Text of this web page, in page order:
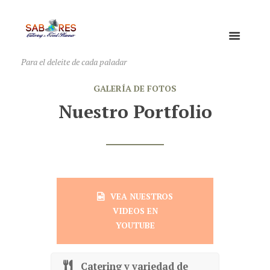
Para el deleite de cada paladar
GALERÍA DE FOTOS
Nuestro Portfolio
VEA NUESTROS
VIDEOS EN
YOUTUBE
Catering y variedad de